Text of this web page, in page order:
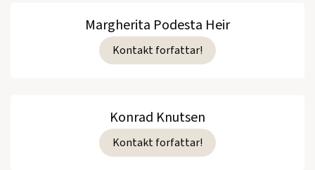
Margherita Podesta Heir
Kontakt forfattar!
Konrad Knutsen
Kontakt forfattar!